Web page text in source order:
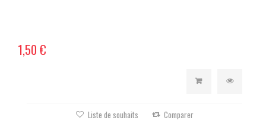
1,50 €
Liste de souhaits Comparer